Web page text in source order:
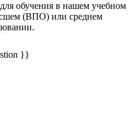
обучения в нашем учебном
(ВПО) или среднем
}}
удобный